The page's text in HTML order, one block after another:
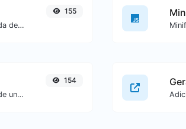
Gere um hash SHA-3/224 para qualquer entrada de texto.
155
Converta uma data específica para o formato de unix timestamp.
154